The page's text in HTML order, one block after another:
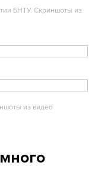
БНТУ. Скриншоты из
из видео